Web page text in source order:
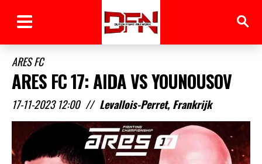
ARES FC
ARES FC 17: AIDA VS YOUNOUSOV
17-11-2023 12:00 // Levallois-Perret, Frankrijk